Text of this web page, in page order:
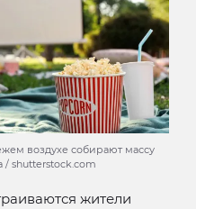
воздухе собирают массу
shutterstock.com
жители